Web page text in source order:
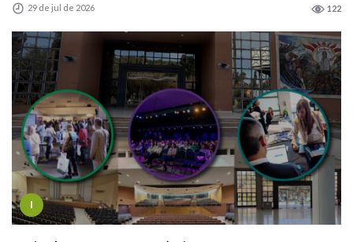
29 de jul de 2026 122
I